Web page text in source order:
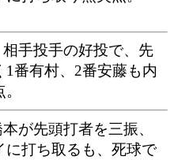
相手投手の好投で、先
番有村、2番安藤も内
が先頭打者を三振、
に打ち取るも、死球で